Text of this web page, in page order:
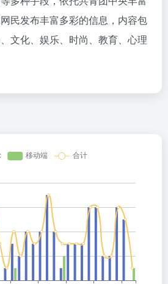
民发布丰富多彩的信息，内容包
文化、娱乐、时尚、教育、心理